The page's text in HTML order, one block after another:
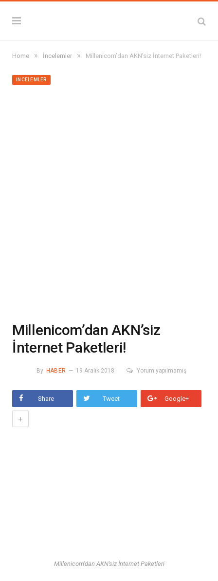
Home » İncelemler » Millenicom’dan AKN’siz İnternet Paketleri!
İNCELEMLER
Millenicom’dan AKN’siz
İnternet Paketleri!
By HABER 19 Aralık 2018 Yorum yapılmamış
Share Tweet Google+
+
Millenicom'dan AKN'siz İnternet Paketleri